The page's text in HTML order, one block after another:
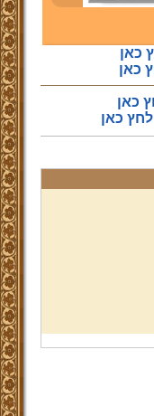
כאן
כאן
כאן
לחץ כאן